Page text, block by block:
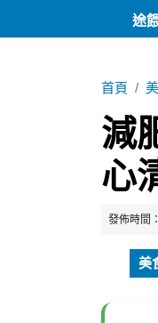
途
首頁
減
心
發佈時間：
美